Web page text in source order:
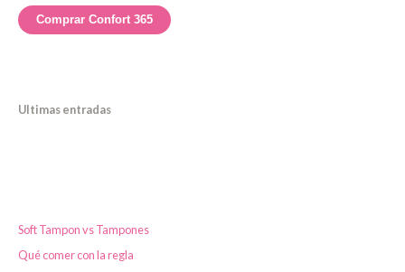
r
Comprar Confort 365
Ultimas entradas
Soft Tampon vs Tampones
Qué comer con la regla